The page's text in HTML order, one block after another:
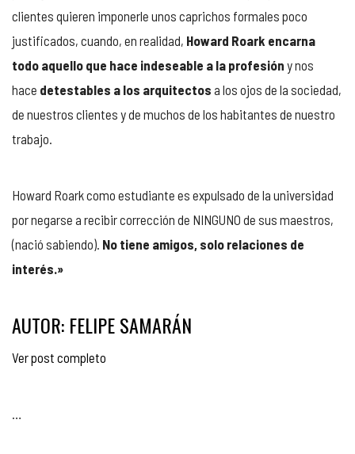
clientes quieren imponerle unos caprichos formales poco
justificados, cuando, en realidad, Howard Roark encarna
todo aquello que hace indeseable a la profesión y nos
hace detestables a los arquitectos a los ojos de la sociedad,
de nuestros clientes y de muchos de los habitantes de nuestro
trabajo.
Howard Roark como estudiante es expulsado de la universidad
por negarse a recibir corrección de NINGUNO de sus maestros,
(nació sabiendo). No tiene amigos, solo relaciones de
interés.»
AUTOR: FELIPE SAMARÁN
Ver post completo